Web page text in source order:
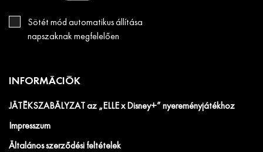
Sötét mód automatikus állítása
napszaknak megfelelően
INFORMÁCIÓK
JÁTÉKSZABÁLYZAT az „ELLE x Disney+” nyereményjátékhoz
Impresszum
Általános szerződési feltételek